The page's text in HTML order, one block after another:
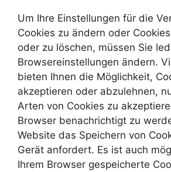
Um Ihre Einstellungen für die
Cookies zu ändern oder
oder zu löschen, müssen Sie
Browsereinstellungen ändern.
bieten Ihnen die Möglichkeit,
akzeptieren oder abzulehnen,
Arten von Cookies zu
Browser benachrichtigt zu
Website das Speichern von
Gerät anfordert. Es ist auch
Ihrem Browser gespeicherte